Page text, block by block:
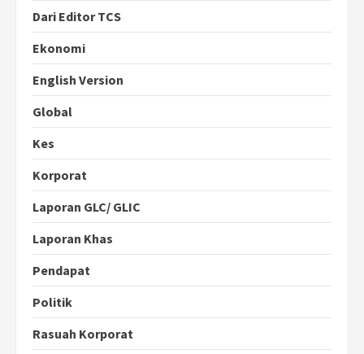
Dari Editor TCS
Ekonomi
English Version
Global
Kes
Korporat
Laporan GLC/ GLIC
Laporan Khas
Pendapat
Politik
Rasuah Korporat